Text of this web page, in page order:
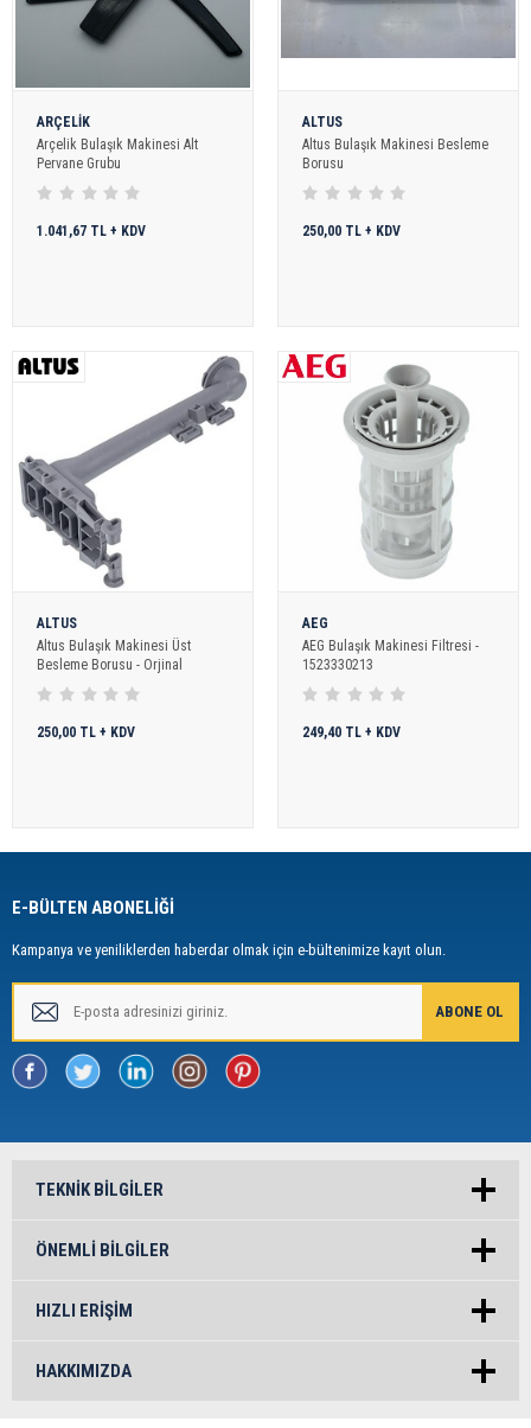
ARÇELİK
Arçelik Bulaşık Makinesi Alt
Pervane Grubu
1.041,67 TL + KDV
ALTUS
Altus Bulaşık Makinesi Besleme
Borusu
250,00 TL + KDV
ALTUS
Altus Bulaşık Makinesi Üst
Besleme Borusu - Orjinal
250,00 TL + KDV
AEG
AEG Bulaşık Makinesi Filtresi -
1523330213
249,40 TL + KDV
E-BÜLTEN ABONELİĞİ
Kampanya ve yeniliklerden haberdar olmak için e-bültenimize kayıt olun.
TEKNIK BILGILER
ÖNEMLI BILGILER
HIZLI ERIŞIM
HAKKIMIZDA